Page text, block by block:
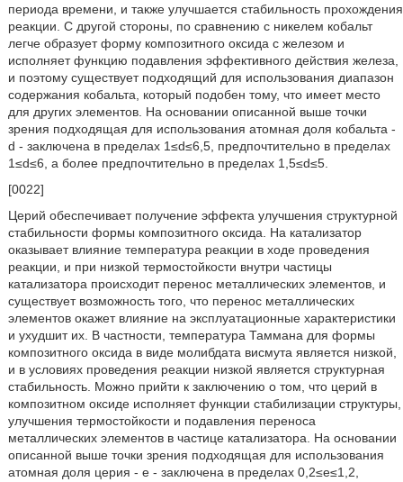
периода времени, и также улучшается стабильность прохождения
реакции. С другой стороны, по сравнению с никелем кобальт
легче образует форму композитного оксида с железом и
исполняет функцию подавления эффективного действия железа,
и поэтому существует подходящий для использования диапазон
содержания кобальта, который подобен тому, что имеет место
для других элементов. На основании описанной выше точки
зрения подходящая для использования атомная доля кобальта -
d - заключена в пределах 1≤d≤6,5, предпочтительно в пределах
1≤d≤6, а более предпочтительно в пределах 1,5≤d≤5.
[0022]
Церий обеспечивает получение эффекта улучшения структурной
стабильности формы композитного оксида. На катализатор
оказывает влияние температура реакции в ходе проведения
реакции, и при низкой термостойкости внутри частицы
катализатора происходит перенос металлических элементов, и
существует возможность того, что перенос металлических
элементов окажет влияние на эксплуатационные характеристики
и ухудшит их. В частности, температура Таммана для формы
композитного оксида в виде молибдата висмута является низкой,
и в условиях проведения реакции низкой является структурная
стабильность. Можно прийти к заключению о том, что церий в
композитном оксиде исполняет функции стабилизации структуры,
улучшения термостойкости и подавления переноса
металлических элементов в частице катализатора. На основании
описанной выше точки зрения подходящая для использования
атомная доля церия - е - заключена в пределах 0,2≤е≤1,2,